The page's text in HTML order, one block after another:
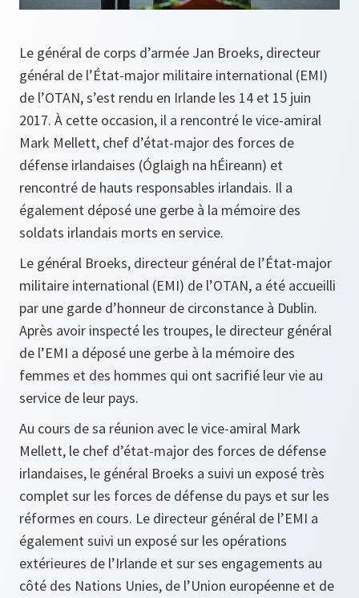
Le général de corps d’armée Jan Broeks, directeur
général de l’État-major militaire international (EMI)
de l’OTAN, s’est rendu en Irlande les 14 et 15 juin
2017. À cette occasion, il a rencontré le vice-amiral
Mark Mellett, chef d’état-major des forces de
défense irlandaises (Óglaigh na hÉireann) et
rencontré de hauts responsables irlandais. Il a
également déposé une gerbe à la mémoire des
soldats irlandais morts en service.
Le général Broeks, directeur général de l’État-major
militaire international (EMI) de l’OTAN, a été accueilli
par une garde d’honneur de circonstance à Dublin.
Après avoir inspecté les troupes, le directeur général
de l’EMI a déposé une gerbe à la mémoire des
femmes et des hommes qui ont sacrifié leur vie au
service de leur pays.
Au cours de sa réunion avec le vice-amiral Mark
Mellett, le chef d’état-major des forces de défense
irlandaises, le général Broeks a suivi un exposé très
complet sur les forces de défense du pays et sur les
réformes en cours. Le directeur général de l’EMI a
également suivi un exposé sur les opérations
extérieures de l’Irlande et sur ses engagements au
côté des Nations Unies, de l’Union européenne et de